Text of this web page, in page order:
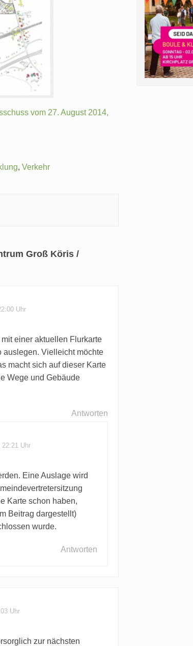
vom 27. August 2014,
, Verkehr
Groß Köris /
Uhr
einer aktuellen Flurkarte
auslegen. Vielleicht möchte
macht sich auf dieser Karte
Wege und Gebäude
Antworten
22:21 Uhr
Eine Auslage wird
Karte schon haben,
Beitrag dargestellt)
wurde.
Antworten
Uhr
zur nächsten